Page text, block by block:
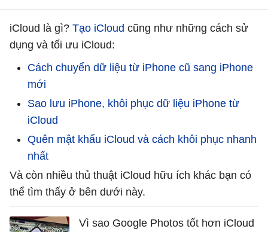
iCloud là gì? Tạo iCloud cũng như những cách sử
dụng và tối ưu iCloud:
Cách chuyển dữ liệu từ iPhone cũ sang iPhone
mới
Sao lưu iPhone, khôi phục dữ liệu iPhone từ
iCloud
Quên mật khẩu iCloud và cách khôi phục nhanh
nhất
Và còn nhiều thủ thuật iCloud hữu ích khác bạn có
thể tìm thấy ở bên dưới này.
Vì sao Google Photos tốt hơn iCloud